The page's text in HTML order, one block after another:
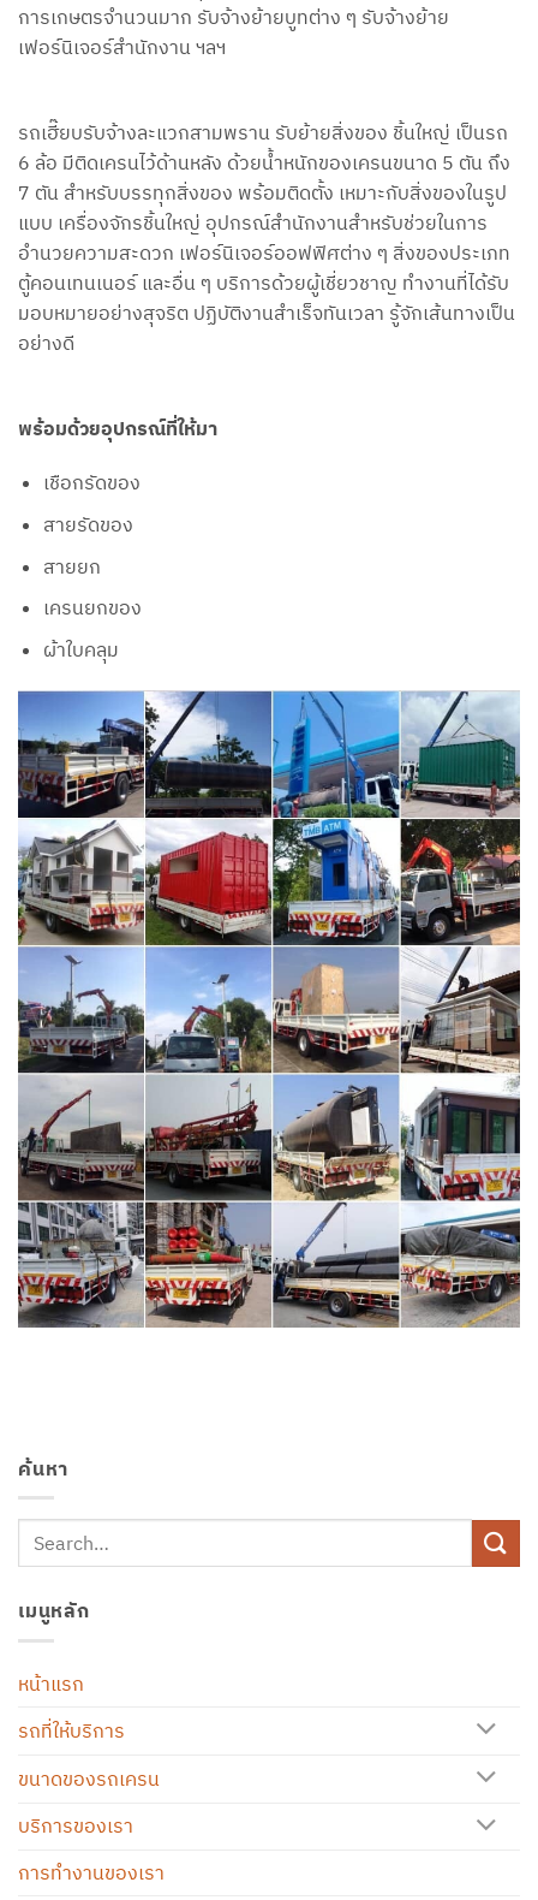
การเกษตรจำนวนมาก รับจ้างย้ายบูทต่าง ๆ รับจ้างย้าย
เฟอร์นิเจอร์สำนักงาน ฯลฯ
รถเฮี๊ยบรับจ้างละแวกสามพราน รับย้ายสิ่งของ ชิ้นใหญ่ เป็นรถ
6 ล้อ มีติดเครนไว้ด้านหลัง ด้วยน้ำหนักของเครนขนาด 5 ตัน ถึง
7 ตัน สำหรับบรรทุกสิ่งของ พร้อมติดตั้ง เหมาะกับสิ่งของในรูป
แบบ เครื่องจักรชิ้นใหญ่ อุปกรณ์สำนักงานสำหรับช่วยในการ
อำนวยความสะดวก เฟอร์นิเจอร์ออฟฟิศต่าง ๆ สิ่งของประเภท
ตู้คอนเทนเนอร์ และอื่น ๆ บริการด้วยผู้เชี่ยวชาญ ทำงานที่ได้รับ
มอบหมายอย่างสุจริต ปฏิบัติงานสำเร็จทันเวลา รู้จักเส้นทางเป็น
อย่างดี
พร้อมด้วยอุปกรณ์ที่ให้มา
เชือกรัดของ
สายรัดของ
สายยก
เครนยกของ
ผ้าใบคลุม
ค้นหา
เมนูหลัก
หน้าแรก
รถที่ให้บริการ
ขนาดของรถเครน
บริการของเรา
การทำงานของเรา